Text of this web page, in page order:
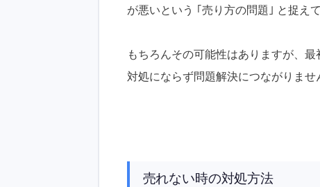
が悪いという ｢売り方の問題｣ と捉え
もちろんその可能性はありますが、
対処にならず問題解決につながりませ
売れない時の対処方法